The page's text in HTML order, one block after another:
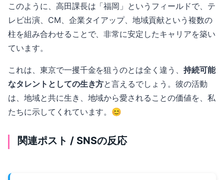
このように、高田課長は「福岡」というフィールドで、テ
レビ出演、CM、企業タイアップ、地域貢献という複数の
柱を組み合わせることで、非常に安定したキャリアを築い
ています。
これは、東京で一攫千金を狙うのとは全く違う、 持続可能
なタレントとしての生き方と言えるでしょう。彼の活動
は、地域と共に生き、地域から愛されることの価値を、私
たちに示してくれています。😊
関連ポスト / SNSの反応